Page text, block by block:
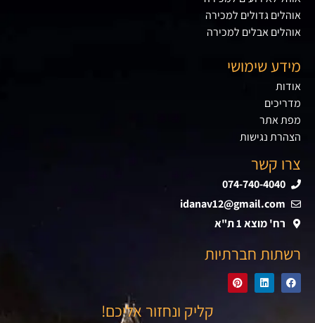
אוהלים גדולים למכירה
אוהלים אבלים למכירה
מידע שימושי
אודות
מדריכים
מפת אתר
הצהרת נגישות
צרו קשר
074-740-4040
idanav12@gmail.com
רח' מוצא 1 ת"א
רשתות חברתיות
קליק ונחזור אליכם!